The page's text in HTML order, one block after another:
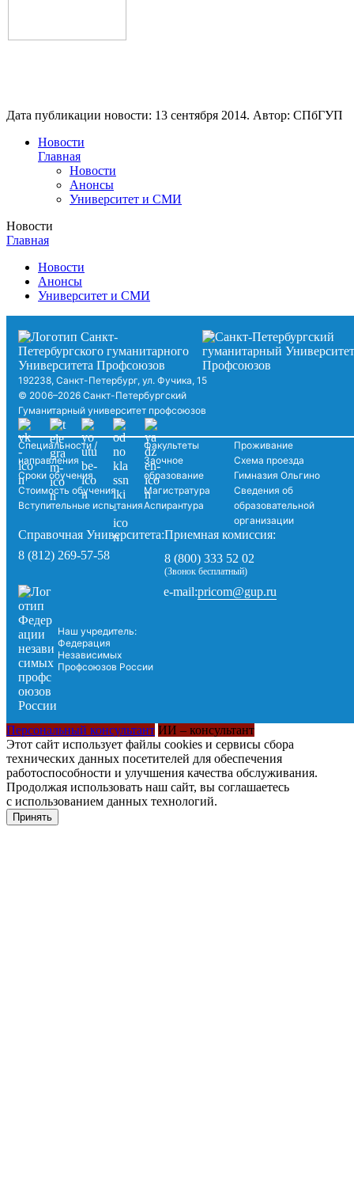
Дата публикации новости: 13 сентября 2014. Автор: СПбГУП
Новости
Главная
Новости
Анонсы
Университет и СМИ
Новости
Главная
Новости
Анонсы
Университет и СМИ
192238, Санкт-Петербург, ул. Фучика, 15
© 2006–2026 Санкт-Петербургский
Гуманитарный университет профсоюзов
Специальности /
направления
Сроки обучения
Стоимость обучения
Вступительные испытания
Факультеты
Заочное
образование
Магистратура
Аспирантура
Проживание
Схема проезда
Гимназия Ольгино
Сведения об
образовательной
организации
Справочная Университета:
8 (812) 269-57-58
Приемная комиссия:
8 (800) 333 52 02
(Звонок бесплатный)
Наш учредитель:
Федерация
Независимых
Профсоюзов России
e-mail:pricom@gup.ru
Персональный консультант ИИ – консультант
Этот сайт использует файлы cookies и сервисы сбора
технических данных посетителей для обеспечения
работоспособности и улучшения качества обслуживания.
Продолжая использовать наш сайт, вы соглашаетесь
с использованием данных технологий.
Принять